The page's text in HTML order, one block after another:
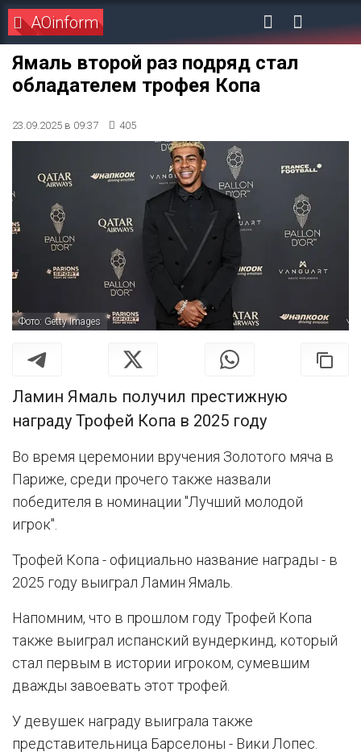
AOinform
Ямаль второй раз подряд стал
обладателем трофея Копа
23.09.2025 в 09:37 405
Фото: Getty Images
Ламин Ямаль получил престижную
награду Трофей Копа в 2025 году
Во время церемонии вручения Золотого мяча в
Париже, среди прочего также назвали
победителя в номинации "Лучший молодой
игрок".
Трофей Копа - официально название награды - в
2025 году выиграл Ламин Ямаль.
Напомним, что в прошлом году Трофей Копа
также выиграл испанский вундеркинд, который
стал первым в истории игроком, сумевшим
дважды завоевать этот трофей.
У девушек награду выиграла также
представительница Барселоны - Вики Лопес.